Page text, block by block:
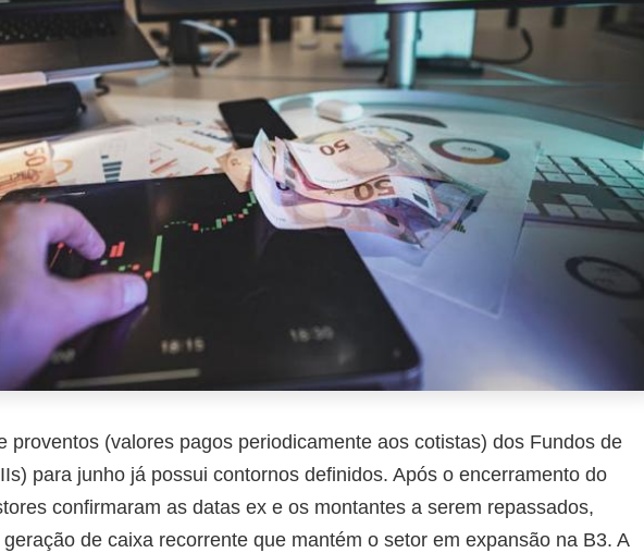
proventos (valores pagos periodicamente aos cotistas) dos Fundos de
para junho já possui contornos definidos. Após o encerramento do
confirmaram as datas ex e os montantes a serem repassados,
de caixa recorrente que mantém o setor em expansão na B3. A